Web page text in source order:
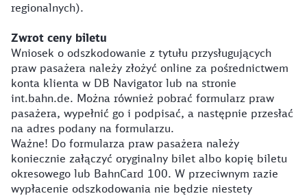
regionalnych).
Zwrot ceny biletu
Wniosek o odszkodowanie z tytułu przysługujących
praw pasażera należy złożyć online za pośrednictwem
konta klienta w DB Navigator lub na stronie
int.bahn.de. Można również pobrać formularz praw
pasażera, wypełnić go i podpisać, a następnie przesłać
na adres podany na formularzu.
Ważne! Do formularza praw pasażera należy
koniecznie załączyć oryginalny bilet albo kopię biletu
okresowego lub BahnCard 100. W przeciwnym razie
wypłacenie odszkodowania nie będzie niestety